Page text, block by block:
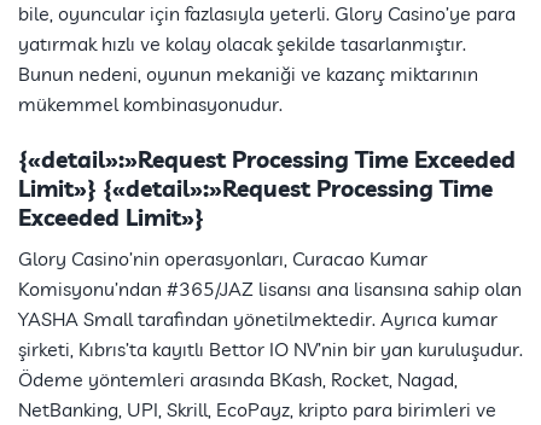
bile, oyuncular için fazlasıyla yeterli. Glory Casino’ye para
yatırmak hızlı ve kolay olacak şekilde tasarlanmıştır.
Bunun nedeni, oyunun mekaniği ve kazanç miktarının
mükemmel kombinasyonudur.
{«detail»:»Request Processing Time Exceeded
Limit»} {«detail»:»Request Processing Time
Exceeded Limit»}
Glory Casino’nin operasyonları, Curacao Kumar
Komisyonu’ndan #365/JAZ lisansı ana lisansına sahip olan
YASHA Small tarafından yönetilmektedir. Ayrıca kumar
şirketi, Kıbrıs’ta kayıtlı Bettor IO NV’nin bir yan kuruluşudur.
Ödeme yöntemleri arasında BKash, Rocket, Nagad,
NetBanking, UPI, Skrill, EcoPayz, kripto para birimleri ve